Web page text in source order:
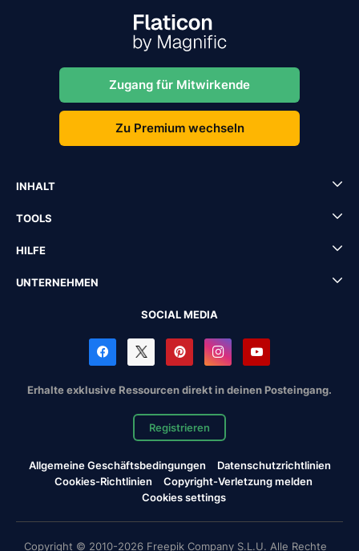
Zugang für Mitwirkende
Zu Premium wechseln
INHALT
TOOLS
HILFE
UNTERNEHMEN
SOCIAL MEDIA
Erhalte exklusive Ressourcen direkt in deinen Posteingang.
Registrieren
Allgemeine Geschäftsbedingungen
Datenschutzrichtlinien
Cookies-Richtlinien
Copyright-Verletzung melden
Cookies settings
Copyright © 2010-2026 Freepik Company S.L.U. Alle Rechte